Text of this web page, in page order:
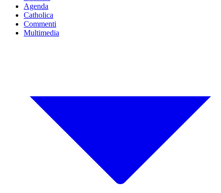
Agenda
Catholica
Commenti
Multimedia